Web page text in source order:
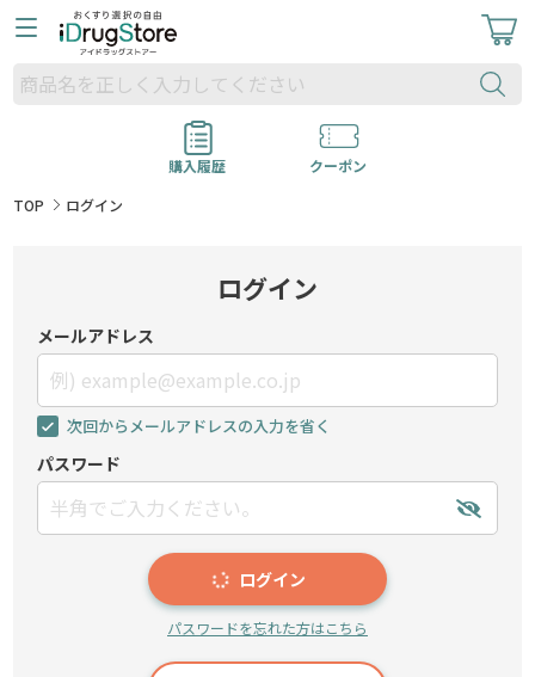
購入履歴
クーポン
TOP
ログイン
ログイン
メールアドレス
次回からメールアドレスの入力を省く
パスワード
ログイン
パスワードを忘れた方はこちら